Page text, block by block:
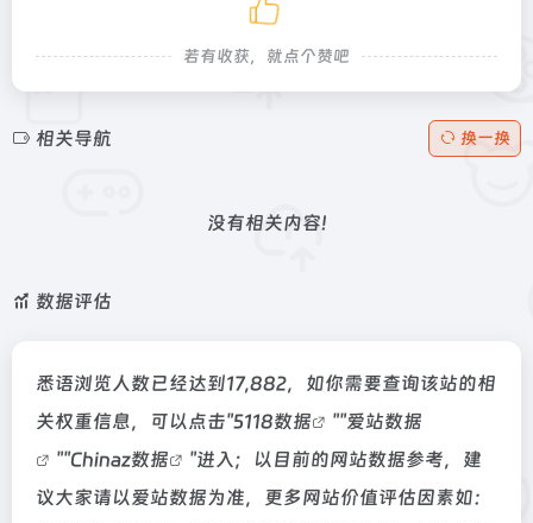
若有收获，就点个赞吧
相关导航 换一换
没有相关内容!
数据评估
悉语浏览人数已经达到17,882，如你需要查询该站的相
关权重信息，可以点击"5118数据 ""爱站数据
""Chinaz数据
"进入；以目前的网站数据参考，建
议大家请以爱站数据为准，更多网站价值评估因素如：